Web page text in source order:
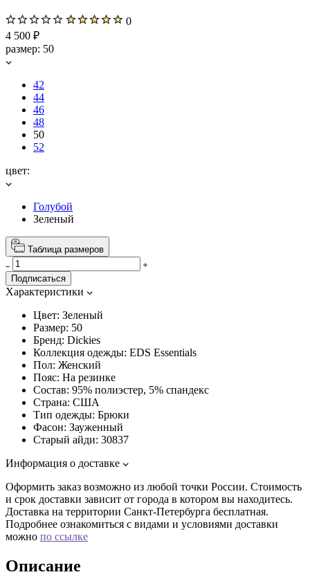
0
4 500 ₽
размер: 50
42
44
46
48
50
52
цвет:
Голубой
Зеленый
Таблица размеров
Подписаться
Характеристики
Цвет: Зеленый
Размер: 50
Бренд: Dickies
Коллекция одежды: EDS Essentials
Пол: Женский
Пояс: На резинке
Состав: 95% полиэстер, 5% спандекс
Страна: США
Тип одежды: Брюки
Фасон: Зауженный
Старый айди: 30837
Информация о доставке
Оформить заказ возможно из любой точки России. Стоимость
и срок доставки зависит от города в котором вы находитесь.
Доставка на территории Санкт-Петербурга бесплатная.
Подробнее ознакомиться с видами и условиями доставки
можно по ссылке
Описание